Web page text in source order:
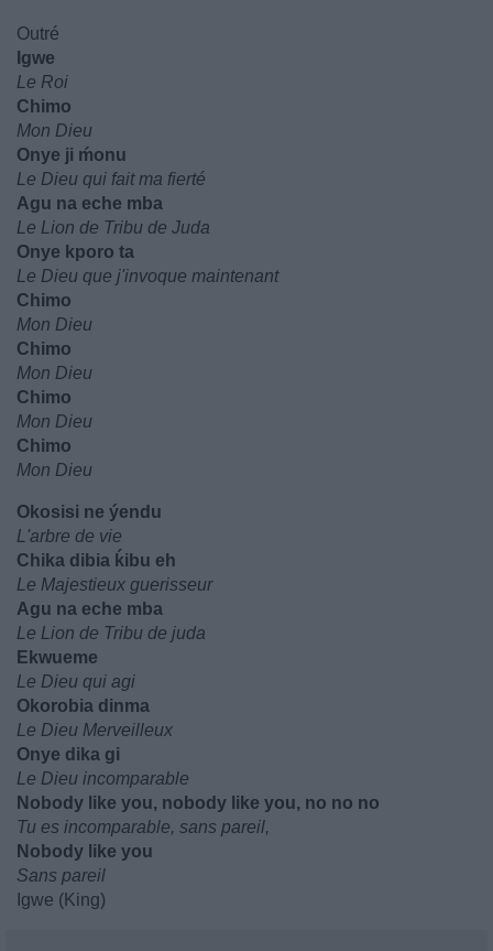
Outré
Igwe
Le Roi
Chimo
Mon Dieu
Onye ji ḿonu
Le Dieu qui fait ma fierté
Agu na eche mba
Le Lion de Tribu de Juda
Onye kporo ta
Le Dieu que j'invoque maintenant
Chimo
Mon Dieu
Chimo
Mon Dieu
Chimo
Mon Dieu
Chimo
Mon Dieu
Okosisi ne ýendu
L'arbre de vie
Chika dibia ḱibu eh
Le Majestieux guerisseur
Agu na eche mba
Le Lion de Tribu de juda
Ekwueme
Le Dieu qui agi
Okorobia dinma
Le Dieu Merveilleux
Onye dika gi
Le Dieu incomparable
Nobody like you, nobody like you, no no no
Tu es incomparable, sans pareil,
Nobody like you
Sans pareil
Igwe (King)